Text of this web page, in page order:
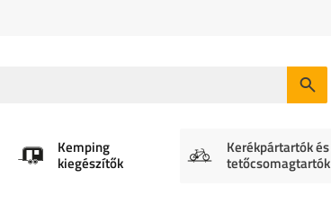
Kemping
kiegészítők
Kerékpártartók és
tetőcsomagtartók